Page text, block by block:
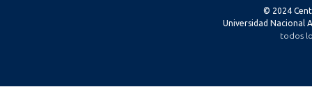
© 2024
Universidad Nacional
todos